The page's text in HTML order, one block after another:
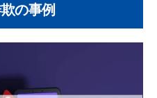
の事例